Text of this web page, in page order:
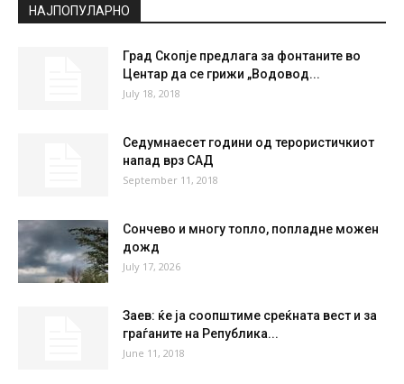
НАЈПОПУЛАРНО
Град Скопје предлага за фонтаните во
Центар да се грижи „Водовод...
July 18, 2018
Седумнаесет години од терористичкиот
напад врз САД
September 11, 2018
Сончево и многу топло, попладне можен
дожд
July 17, 2026
Заев: ќе ја соопштиме среќната вест и за
граѓаните на Република...
June 11, 2018